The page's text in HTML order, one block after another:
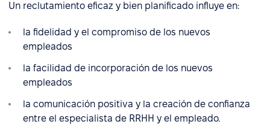
Un reclutamiento eficaz y bien planificado influye en:
la fidelidad y el compromiso de los nuevos
empleados
la facilidad de incorporación de los nuevos
empleados
la comunicación positiva y la creación de confianza
entre el especialista de RRHH y el empleado.